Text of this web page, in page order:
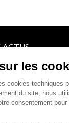
ACTUS
des
consacré, en juillet